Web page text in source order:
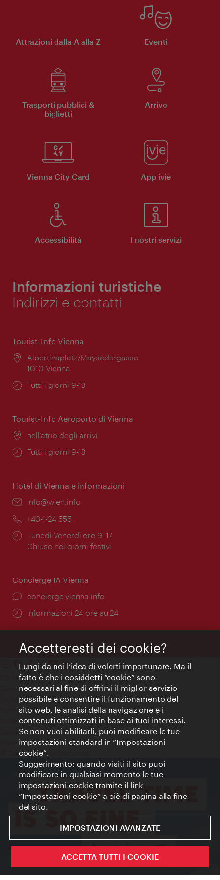
Attrazioni dalla A alla Z Eventi
Trasporti pubblici &
biglietti
Arrivo
Vienna City Card App ivie
Accessibilità I nostri servizi
Informazioni turistiche
Indirizzi e contatti
Tourist-Info Vienna
Posizione:
Albertinaplatz/Maysedergasse
1010 Vienna
Orari
Tutti i giorni 9-18
Tourist-Info Aeroporto di Vienna
Posizione:
nell’atrio degli arrivi
Orari
Tutti i giorni 9-18
Hotel di Vienna e informazioni
Email:
info@wien.info
Telefono:
+43-1-24 555
Orari
di
Lunedì-Venerdì ore 9–17
Chiuso nei giorni festivi
Concierge IA Vienna
Ort:
concierge.vienna.info
Öffnungszeiten:
Informazioni 24 ore su 24
Contatti
Colophon
Dichiarazione sulla protezione dei dati
Terms of Use
Accessibilità
Contatto stampa
Impostazioni cookie
© Copyright WienTourismus
Accetteresti dei cookie?
Lungi da noi l’idea di volerti importunare. Ma il
fatto è che i cosiddetti “cookie” sono
necessari al fine di offrirvi il miglior servizio
possibile e consentire il funzionamento del
sito web, le analisi della navigazione e i
contenuti ottimizzati in base ai tuoi interessi.
Se non vuoi abilitarli, puoi modificare le tue
impostazioni standard in “Impostazioni
cookie”.
Suggerimento: quando visiti il sito puoi
modificare in qualsiasi momento le tue
impostazioni cookie tramite il link
“Impostazioni cookie” a piè di pagina alla fine
del sito.
IMPOSTAZIONI AVANZATE
ACCETTA TUTTI I COOKIE